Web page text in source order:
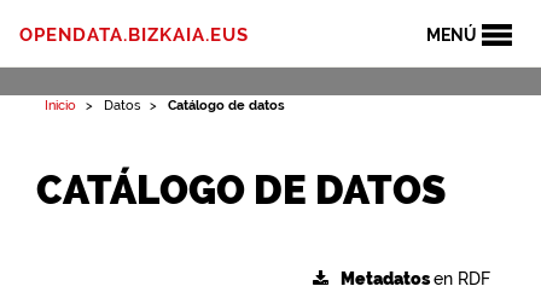
MENÚ
OPENDATA.BIZKAIA.EUS
Inicio Datos Catálogo de datos
CATÁLOGO DE DATOS
Metadatosen RDF